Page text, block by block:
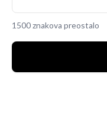
1500 znakova preostalo